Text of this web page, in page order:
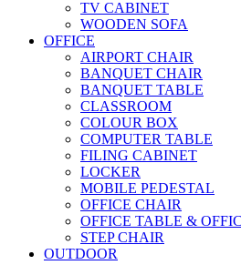
TV CABINET
WOODEN SOFA
OFFICE
AIRPORT CHAIR
BANQUET CHAIR
BANQUET TABLE
CLASSROOM
COLOUR BOX
COMPUTER TABLE
FILING CABINET
LOCKER
MOBILE PEDESTAL
OFFICE CHAIR
OFFICE TABLE &
STEP CHAIR
OUTDOOR